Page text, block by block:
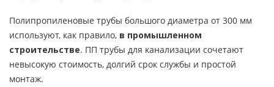
Полипропиленовые трубы большого диаметра от 300 мм
используют, как правило, в промышленном
строительстве. ПП трубы для канализации сочетают
невысокую стоимость, долгий срок службы и простой
монтаж.